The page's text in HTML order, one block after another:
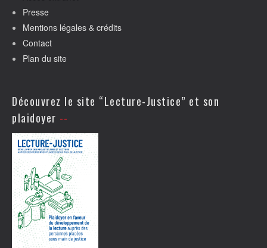
Presse
Mentions légales & crédits
Contact
Plan du site
Découvrez le site “Lecture-Justice” et son
plaidoyer